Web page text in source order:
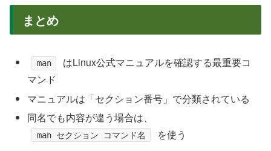
まとめ
man
はLinux公式マニュアルを確認する最重要コ
マンド
マニュアルは「セクション番号」で分類されている
同名でも内容が違う場合は、
man セクション コマンド名 を使う